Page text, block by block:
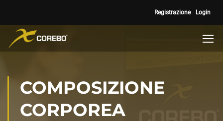
Registrazione Login
COMPOSIZIONE
CORPOREA